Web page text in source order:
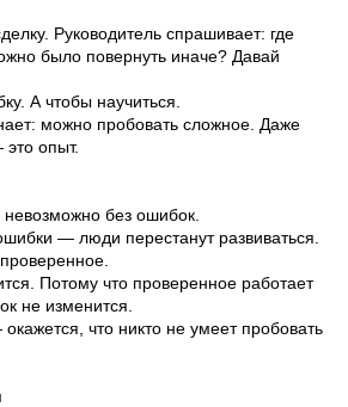
Руководитель спрашивает: где
было повернуть иначе? Давай
А чтобы научиться.
можно пробовать сложное. Даже
опыт.
невозможно без ошибок.
— люди перестанут развиваться.
Потому что проверенное работает
не изменится.
что никто не умеет пробовать